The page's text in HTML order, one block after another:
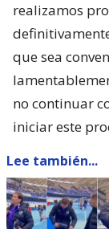
realizamos
que sea
no continuar
iniciar este
Lee también...